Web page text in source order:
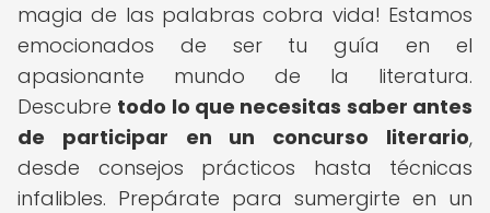
magia de las palabras cobra vida! Estamos
emocionados de ser tu guía en el
apasionante mundo de la literatura.
Descubre todo lo que necesitas saber antes
de participar en un concurso literario,
desde consejos prácticos hasta técnicas
infalibles. Prepárate para sumergirte en un